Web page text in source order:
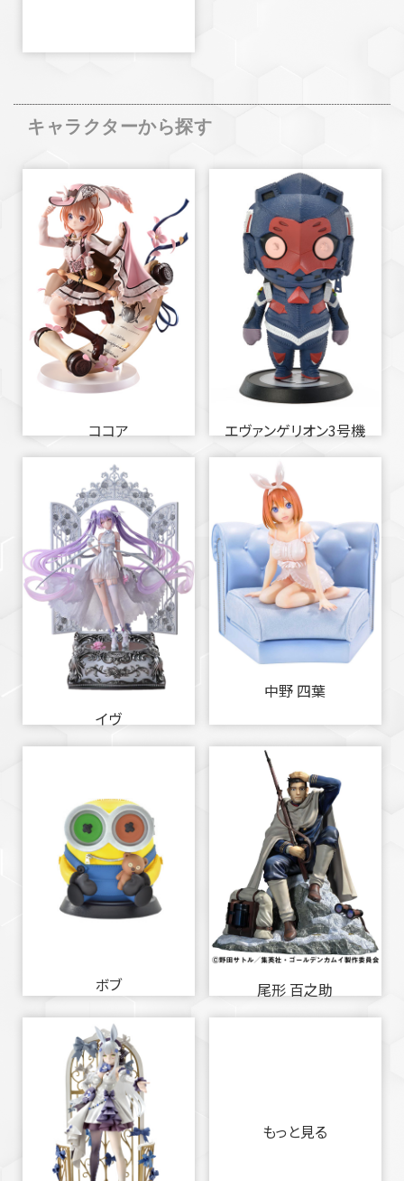
キャラクターから探す
ココア エヴァンゲリオン3号機
イヴ
中野 四葉
ボブ 尾形 百之助
もっと見る